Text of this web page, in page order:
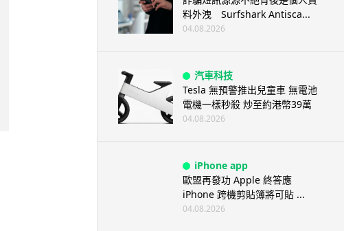
料外洩 Surfshark Antisca...
04.08.2026
汽車科技
Tesla 無預警推出兒童車 無電池
電機一樣秒殺 炒至約港幣39萬
04.08.2026
iPhone app
歐盟再發功 Apple 終答應
iPhone 跨機剪貼簿將可貼 ...
04.08.2026